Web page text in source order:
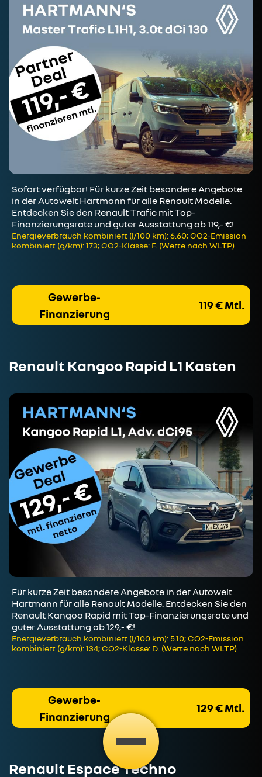
Sofort verfügbar! Für kurze Zeit besondere Angebote
in der Autowelt Hartmann für alle Renault Modelle.
Entdecken Sie den Renault Trafic mit Top-
Finanzierungsrate und guter Ausstattung ab 119,- €!
Energieverbrauch kombiniert (l/100 km): 6.60; CO2-Emission
kombiniert (g/km): 173; CO2-Klasse: F. (Werte nach WLTP)
Gewerbe-
Finanzierung
119 € Mtl.
Renault Kangoo Rapid L1 Kasten
Für kurze Zeit besondere Angebote in der Autowelt
Hartmann für alle Renault Modelle. Entdecken Sie den
Renault Kangoo Rapid mit Top-Finanzierungsrate und
guter Ausstattung ab 129,- €!
Energieverbrauch kombiniert (l/100 km): 5.10; CO2-Emission
kombiniert (g/km): 134; CO2-Klasse: D. (Werte nach WLTP)
Gewerbe-
Finanzierung
129 € Mtl.
Renault Espace Techno